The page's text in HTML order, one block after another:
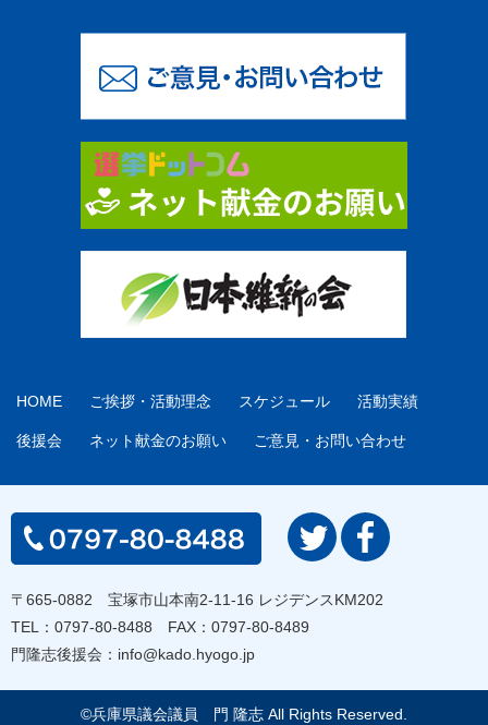
HOME ご挨拶・活動理念 スケジュール 活動実績
後援会 ネット献金のお願い ご意見・お問い合わせ
〒665-0882 宝塚市山本南2-11-16 レジデンスKM202
TEL： 0797-80-8488 FAX：0797-80-8489
門隆志後援会： info@kado.hyogo.jp
©兵庫県議会議員 門 隆志 All Rights Reserved.